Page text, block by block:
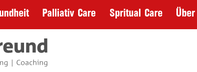
Palliativ Care Spritual Care